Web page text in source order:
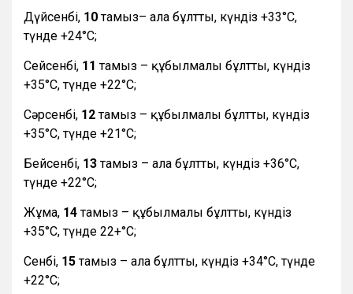
Дүйсенбі, 10тамыз– ала бұлтты, күндіз +33°С,
түнде +24°С;
Сейсенбі, 11тамыз – құбылмалы бұлтты, күндіз
+35°С, түнде +22°С;
Сәрсенбі, 12тамыз – құбылмалы бұлтты, күндіз
+35°С, түнде +21°С;
Бейсенбі, 13тамыз – ала бұлтты, күндіз +36°С,
түнде +22°С;
Жұма, 14тамыз – құбылмалы бұлтты, күндіз
+35°С, түнде 22+°С;
Сенбі, 15тамыз – ала бұлтты, күндіз +34°С, түнде
+22°С;